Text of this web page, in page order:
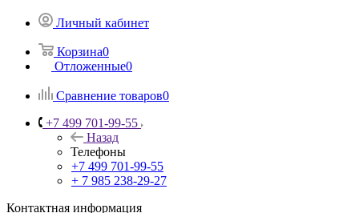
Личный кабинет
Корзина0
Отложенные0
Сравнение товаров0
+7 499 701-99-55
Назад
Телефоны
+7 499 701-99-55
+ 7 985 238-29-27
Контактная информация